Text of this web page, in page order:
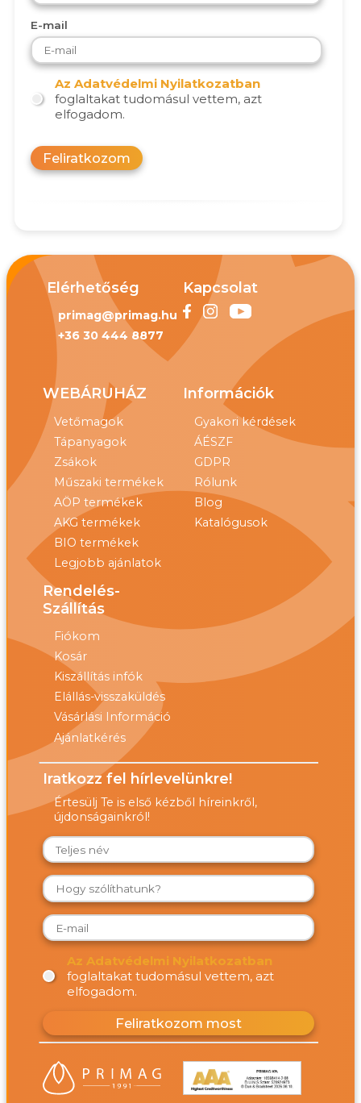
E-mail
Az Adatvédelmi Nyilatkozatban
foglaltakat tudomásul vettem, azt
elfogadom.
Feliratkozom
Elérhetőség
primag@primag.hu
+36 30 444 8877
Kapcsolat
WEBÁRUHÁZ
Vetőmagok
Tápanyagok
Zsákok
Műszaki termékek
AÖP termékek
AKG termékek
BIO termékek
Legjobb ajánlatok
Információk
Gyakori kérdések
ÁÉSZF
GDPR
Rólunk
Blog
Katalógusok
Rendelés-
Szállítás
Fiókom
Kosár
Kiszállítás infók
Elállás-visszaküldés
Vásárlási Információ
Ajánlatkérés
Iratkozz fel hírlevelünkre!
Értesülj Te is első kézből híreinkről,
újdonságainkról!
Az Adatvédelmi Nyilatkozatban
foglaltakat tudomásul vettem, azt
elfogadom.
Feliratkozom most